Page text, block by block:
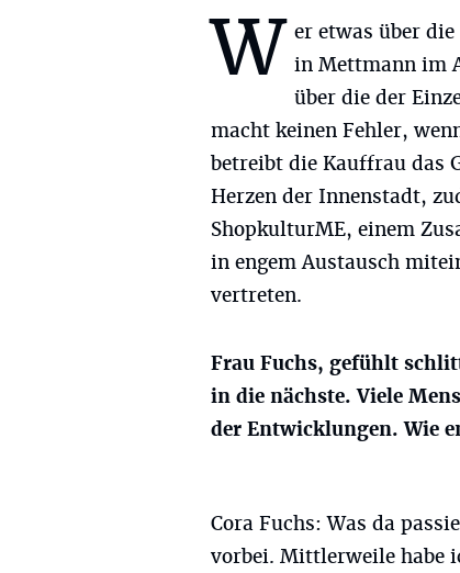
W er etwas über
in Mettmann im
über die der
macht keinen Fehler,
betreibt die Kauffrau das
Herzen der Innenstadt,
ShopkulturME, einem
in engem Austausch
vertreten.
Frau Fuchs, gefühlt
in die nächste. Viele
der Entwicklungen. Wie
Cora Fuchs: Was da
vorbei. Mittlerweile habe